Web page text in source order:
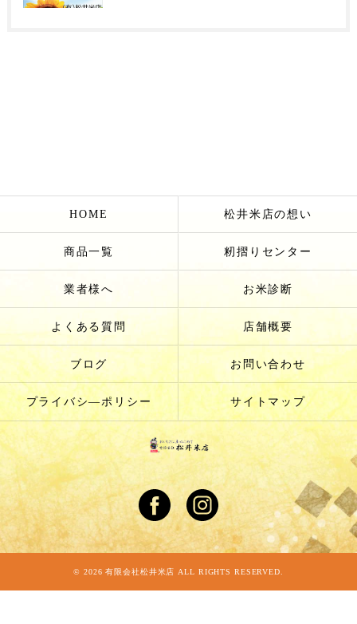
HOME 松井米店の想い
商品一覧 籾摺りセンター
業者様へ お米診断
よくある質問 店舗概要
ブログ お問い合わせ
プライバシ―ポリシー サイトマップ
© 2026 有限会社松井米店 ALL RIGHTS RESERVED.